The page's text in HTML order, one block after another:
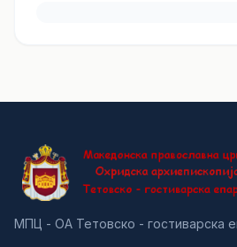
МПЦ - ОА Тетовско - гостиварска